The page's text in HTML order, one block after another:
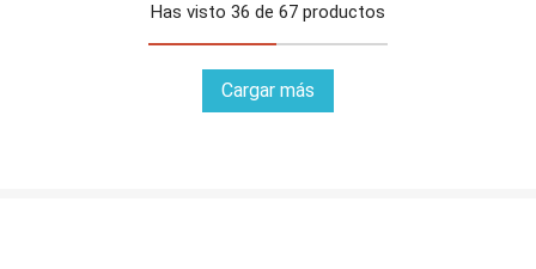
Has visto 36 de 67 productos
Cargar más